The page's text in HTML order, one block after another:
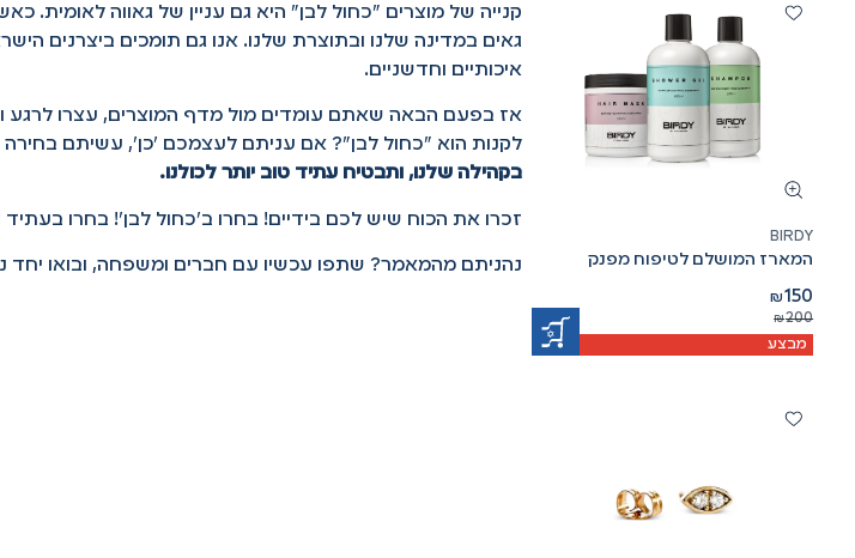
BIRDY
המארז המושלם לטיפוח מפנק
₪200
₪150
מבצע
קנייה של מוצרים "כחול לבן" היא גם עניין של גאווה לאומית.
גאים במדינה שלנו ובתוצרת שלנו. אנו גם תומכים ביצרנים
איכותיים וחדשניים.
אז בפעם הבאה שאתם עומדים מול מדף המוצרים, עצרו
לקנות הוא "כחול לבן"? אם עניתם לעצמכם 'כן', עשיתם בחירה
בקהילה שלנו, ותבטיח עתיד טוב יותר לכולנו.
זכרו את הכוח שיש לכם בידיים! בחרו ב'כחול לבן'! בחרו בעתיד
נהניתם מהמאמר? שתפו עכשיו עם חברים ומשפחה, ובואו יחד